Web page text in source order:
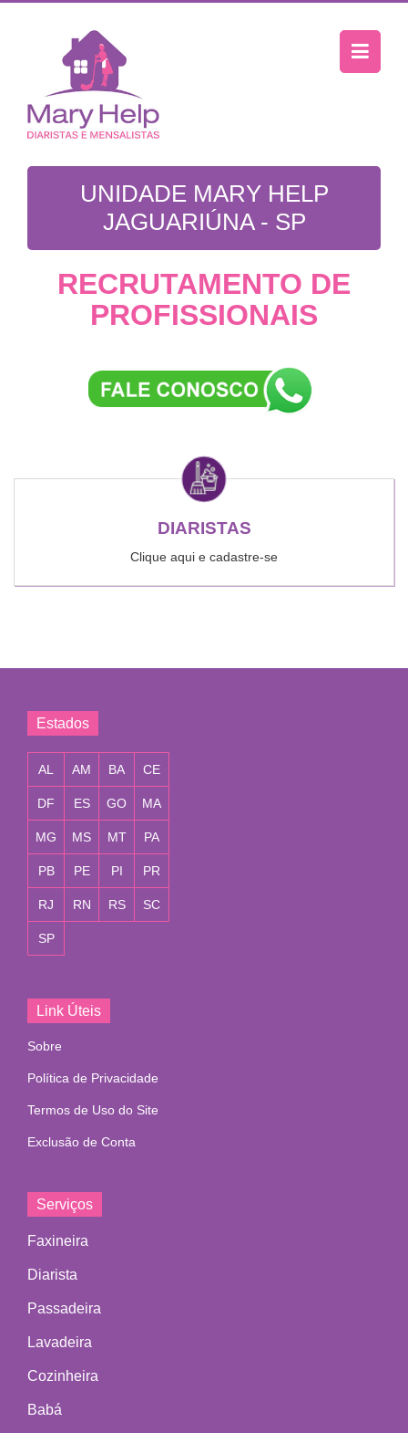
UNIDADE MARY HELP
JAGUARIÚNA - SP
RECRUTAMENTO DE
PROFISSIONAIS
DIARISTAS
Clique aqui e cadastre-se
Estados
AL AM BA CE
DF ES GO MA
MG MS MT PA
PB PE PI PR
RJ RN RS SC
SP
Link Úteis
Sobre
Política de Privacidade
Termos de Uso do Site
Exclusão de Conta
Serviços
Faxineira
Diarista
Passadeira
Lavadeira
Cozinheira
Babá